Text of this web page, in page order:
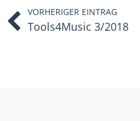
VORHERIGER EINTRAG
Tools4Music 3/2018